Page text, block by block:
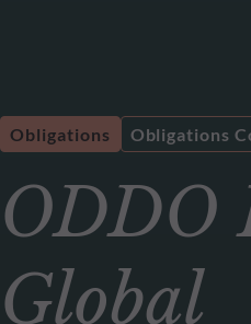
ODDO
Global
Obligations Obligations